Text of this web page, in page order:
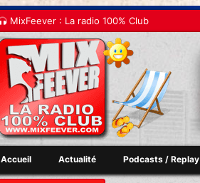
MixFeever : La radio 100% Club
Accueil Actualité Podcasts / Replay